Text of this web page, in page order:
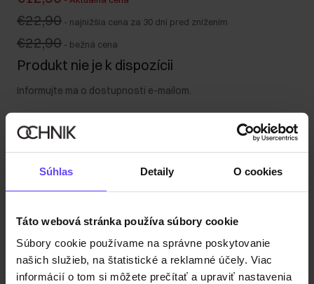
Súhlas Detaily O cookies
Táto webová stránka používa súbory cookie
Súbory cookie používame na správne poskytovanie
našich služieb, na štatistické a reklamné účely. Viac
informácií o tom si môžete prečítať a upraviť nastavenia
€22,90 - najnižšia cena za 30 dní pred znížením
€22,90 - bežná cena
Produkt nie je k dispozícii
Informujte ma o dostupnosti e-mailom.
Vaša e-mailová adresa
Popis produktu